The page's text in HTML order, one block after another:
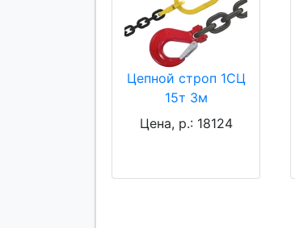
Цепной строп 1СЦ
15т 3м
Цена, р.: 18124